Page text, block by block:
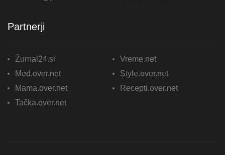
Partnerji
Žurnal24.si
Vreme.net
Med.over.net
Style.over.net
Mama.over.net
Recepti.over.net
Tačka.over.net